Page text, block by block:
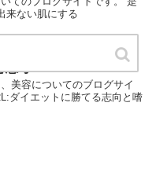
来ない肌にする
思考
美容についてのブログサイ
ダイエットに勝てる志向と嗜